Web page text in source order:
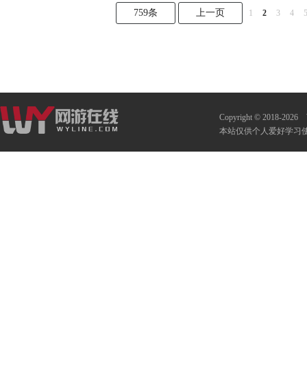
759条 上一页 1 2 3 4 5
Copyright © 2018-2026
本站仅供个人爱好学习